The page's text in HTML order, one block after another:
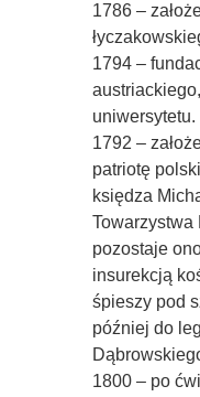
1786 –
1794 –
uniwersytetu.
1792 –
patriotę
księdza
Towarzystwa
pozostaje
insurekcją
śpieszy pod
później do
1800 – po